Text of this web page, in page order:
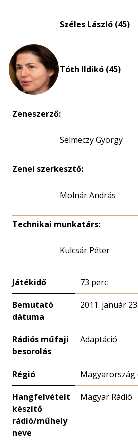
Széles László (45)
Tóth Ildikó (45)
Zeneszerző:
Selmeczy György
Zenei szerkesztő:
Molnár András
Technikai munkatárs:
Kulcsár Péter
Játékidő 73 perc
Bemutató
dátuma
2011. január 23.
Rádiós műfaji
besorolás
Adaptáció
Régió Magyarország
Hangfelvételt
készítő
rádió/műhely
neve
Magyar Rádió